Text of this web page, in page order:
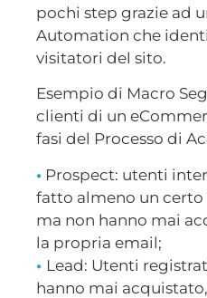
pochi step grazie ad
Automation che
visitatori del sito.
Esempio di Macro
clienti di un
fasi del Processo di
• Prospect: utenti
fatto almeno un certo
ma non hanno mai
la propria email;
• Lead: Utenti
hanno mai